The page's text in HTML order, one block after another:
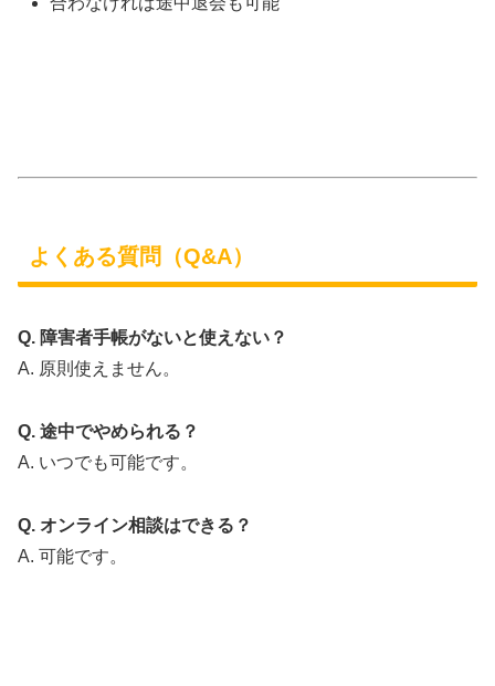
よくある質問（Q&A）
Q. 障害者手帳がないと使えない？
A. 原則使えません。
Q. 途中でやめられる？
A. いつでも可能です。
Q. オンライン相談はできる？
A. 可能です。